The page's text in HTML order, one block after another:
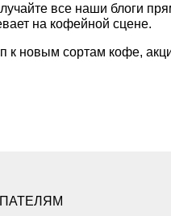
все наши блоги
на кофейной сцене.
к новым сортам кофе,